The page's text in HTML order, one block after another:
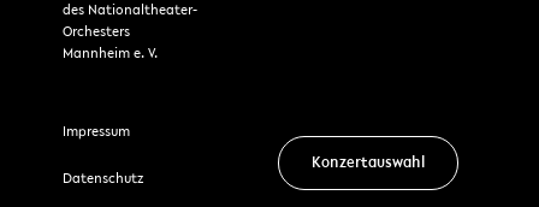
des Nationaltheater-
Orchesters
Mannheim e. V.
Impressum
Datenschutz
Konzertauswahl